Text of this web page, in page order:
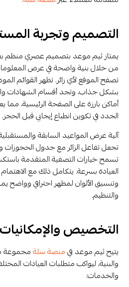
التصميم وتجربة
يمتاز ثيم موعد بتصميم عصري منظم
من خلال بنية واضحة في عرض
تصفح الموقع لأي زائر. تظهر القوائم
بشكل جذاب، وتجد أقسام الشهادات
أماكن بارزة على الصفحة الرئيسية، مما
الجدد في تكوين انطباع إيجابي قبل الحجز.
آلية عرض المواعيد السابقة
تجعل تفاعل الزائر مع جدول الحجوزات
تسمح خيارات التصفية المتقدمة
العيادة بسرعة. يتكامل ذلك مع
وتنسيق الألوان لمظهر احترافي وواضح
والتنظيم.
التخصيص والإمكانيات
يتيح ثيم موعد فيمنصة سلةمجموعة
والبنية، ليواكب متطلبات العيادات
والخدمات: